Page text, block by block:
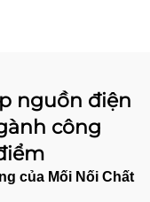
nguồn điện
công
của Mối Nối Chất